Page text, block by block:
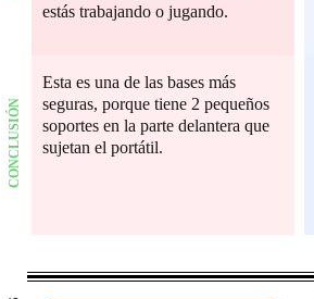
CONCLUSIÓN
estás trabajando o jugando.
Esta es una de las bases más
seguras, porque tiene 2 pequeños
soportes en la parte delantera que
sujetan el portátil.